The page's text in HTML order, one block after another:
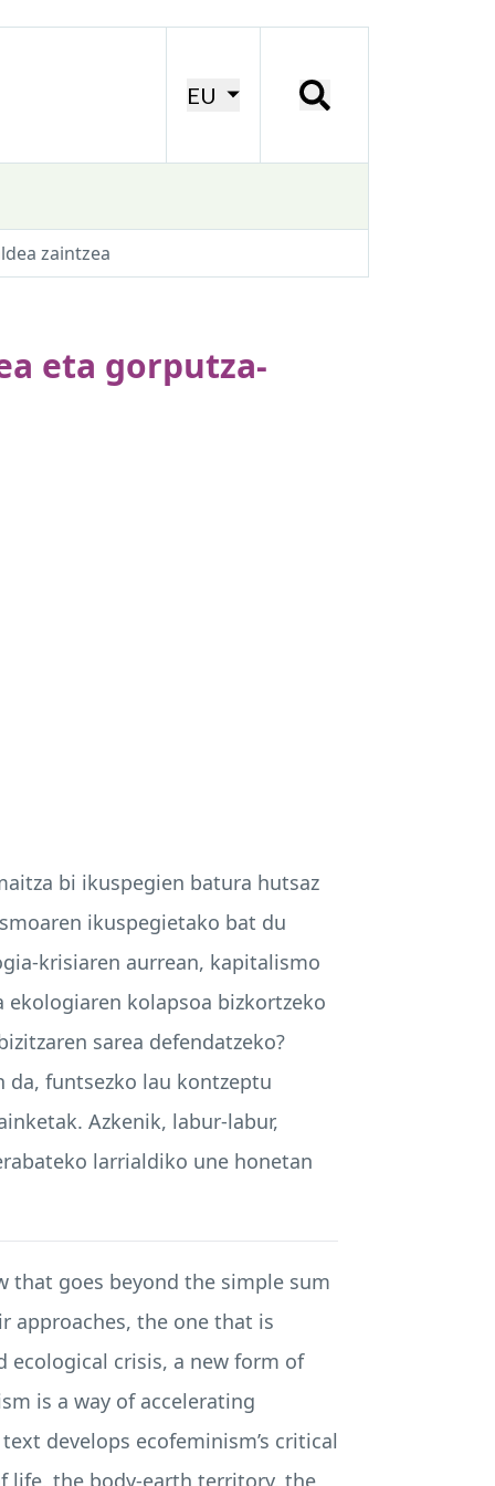
EU
zaintzea
eta gorputza-
bi ikuspegien batura hutsaz
ikuspegietako bat du
krisiaren aurrean, kapitalismo
kolapsoa bizkortzeko
sarea defendatzeko?
funtsezko lau kontzeptu
Azkenik, labur-labur,
larrialdiko une honetan
that goes beyond the simple sum
approaches, the one that is
crisis, a new form of
is a way of accelerating
develops ecofeminism’s critical